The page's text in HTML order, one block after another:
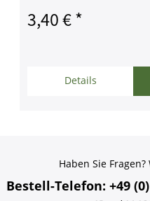
3,40 € *
Details
Haben Sie
Bestell-Telefon: +49 (0)